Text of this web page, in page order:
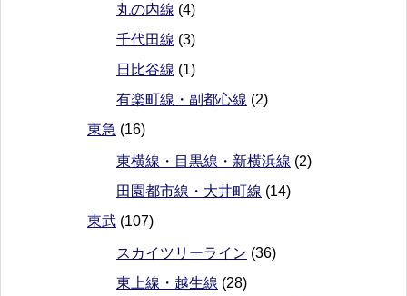
丸の内線 (4)
千代田線 (3)
日比谷線 (1)
有楽町線・副都心線 (2)
東急 (16)
東横線・目黒線・新横浜線 (2)
田園都市線・大井町線 (14)
東武 (107)
スカイツリーライン (36)
東上線・越生線 (28)